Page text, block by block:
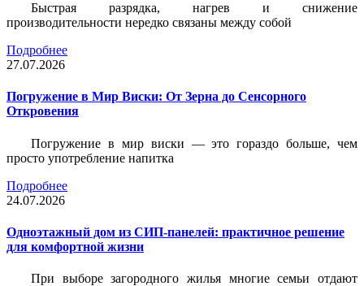
Быстрая разрядка, нагрев и снижение
производительности нередко связаны между собой
Подробнее
27.07.2026
Погружение в Мир Виски: От Зерна до Сенсорного
Откровения
Погружение в мир виски — это гораздо больше, чем
просто употребление напитка
Подробнее
24.07.2026
Одноэтажный дом из СИП-панелей: практичное решение
для комфортной жизни
При выборе загородного жилья многие семьи отдают